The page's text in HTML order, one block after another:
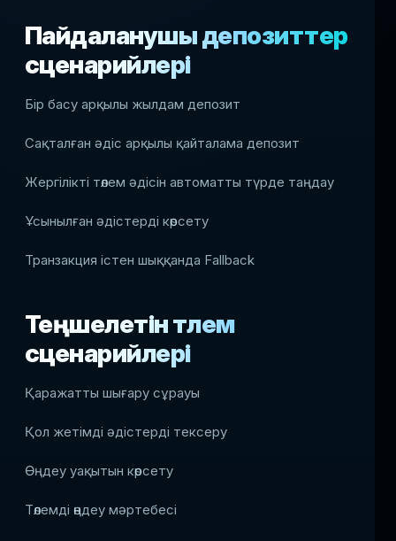
Пайдаланушы депозиттер
сценарийлері
Бір басу арқылы жылдам депозит
Сақталған әдіс арқылы қайталама депозит
Жергілікті төлем әдісін автоматты түрде таңдау
Ұсынылған әдістерді көрсету
Транзакция істен шыққанда Fallback
Теңшелетін төлем
сценарийлері
Қаражатты шығару сұрауы
Қол жетімді әдістерді тексеру
Өңдеу уақытын көрсету
Төлемді өңдеу мәртебесі